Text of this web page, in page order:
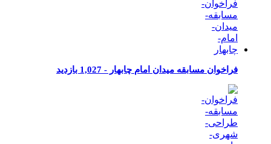
فراخوان مسابقه میدان امام چابهار - 1,027 بازدید